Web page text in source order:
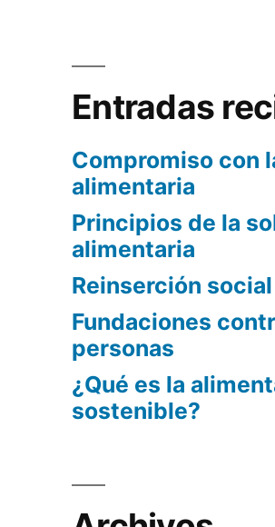
Entradas
Compromiso con
alimentaria
Principios de la
alimentaria
Reinserción
Fundaciones
personas
¿Qué es la
sostenible?